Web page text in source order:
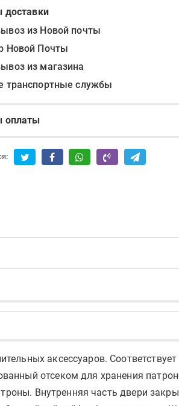
доставки
из Новой почты
Новой Почты
из магазина
транспортные службы
оплаты
аксессуаров.
отсеком для хранения
Внутренняя часть двери